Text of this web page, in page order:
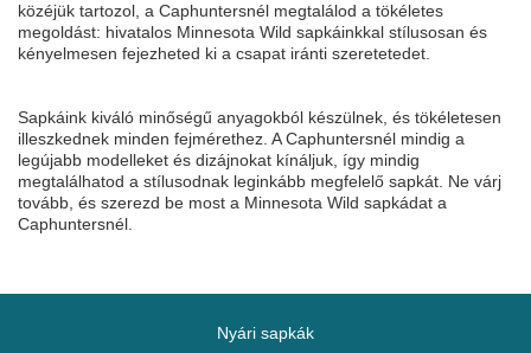
közéjük tartozol, a Caphuntersnél megtalálod a tökéletes
megoldást: hivatalos Minnesota Wild sapkáinkkal stílusosan és
kényelmesen fejezheted ki a csapat iránti szeretetedet.
Sapkáink kiváló minőségű anyagokból készülnek, és tökéletesen
illeszkednek minden fejmérethez. A Caphuntersnél mindig a
legújabb modelleket és dizájnokat kínáljuk, így mindig
megtalálhatod a stílusodnak leginkább megfelelő sapkát. Ne várj
tovább, és szerezd be most a Minnesota Wild sapkádat a
Caphuntersnél.
Nyári sapkák